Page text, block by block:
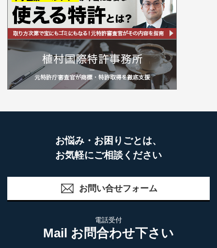
お悩み・お困りごとは、
お気軽にご相談ください
お問い合せフォーム
電話受付
Mail お問合わせ下さい